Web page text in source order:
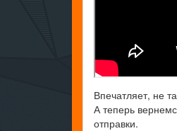
Впечатляет, не
А теперь
отправки.